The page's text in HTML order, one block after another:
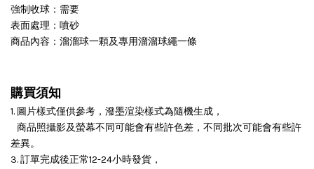
強制收球：需要
表面處理：噴砂
商品內容：溜溜球一顆及專用溜溜球繩一條
購買須知
1. 圖片樣式僅供參考，潑墨渲染樣式為隨機生成，
商品照攝影及螢幕不同可能會有些許色差，不同批次可能會有些許
差異。
3. 訂單完成後正常12-24小時發貨，